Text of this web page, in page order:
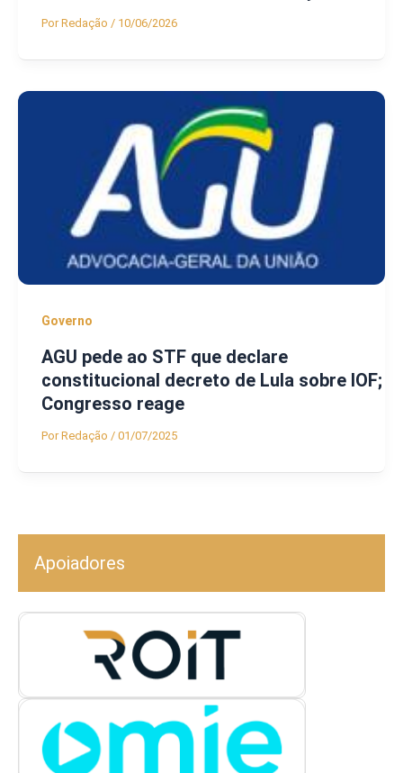
PorRedação / 10/06/2026
Governo
AGU pede ao STF que declare
constitucional decreto de Lula sobre IOF;
Congresso reage
PorRedação / 01/07/2025
Apoiadores